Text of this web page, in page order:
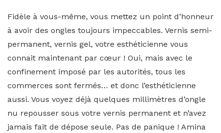
Fidèle à vous-même, vous mettez un point d’honneur
à avoir des ongles toujours impeccables. Vernis semi-
permanent, vernis gel, votre esthéticienne vous
connait maintenant par cœur ! Oui, mais avec le
confinement imposé par les autorités, tous les
commerces sont fermés… et donc l’esthéticienne
aussi. Vous voyez déjà quelques millimètres d’ongle
nu repousser sous votre vernis permanent et n’avez
jamais fait de dépose seule. Pas de panique ! Amina